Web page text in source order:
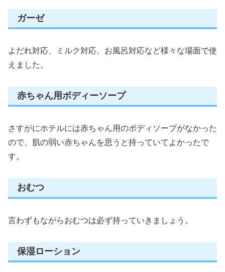
ガーゼ
よだれ対応、ミルク対応、お風呂対応など様々な場面で使
えました。
赤ちゃん用ボディーソープ
さすがにホテルには赤ちゃん用のボディソープがなかった
ので、肌の弱い赤ちゃんを思うと持っていてよかったで
す。
おむつ
言わずもながらおむつは必ず持っていきましょう。
保湿ローション